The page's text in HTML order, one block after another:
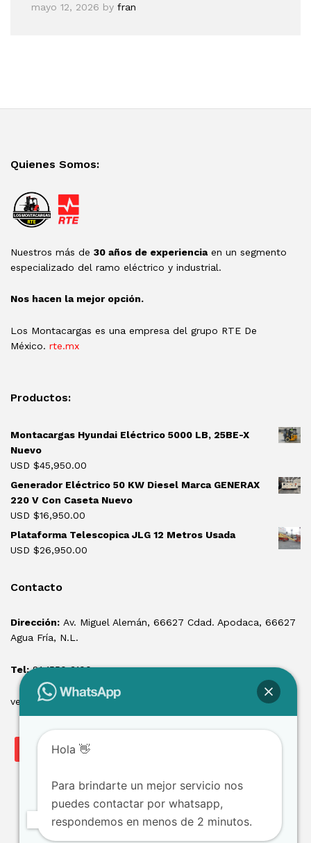
mayo 12, 2026 by fran
Quienes Somos:
Nuestros más de 30 años de experienciaen un segmento
especializado del ramo eléctrico y industrial.
Nos hacen la mejor opción.
Los Montacargas es una empresa del grupo RTE De
México. rte.mx
Productos:
Montacargas Hyundai Eléctrico 5000 LB, 25BE-X
Nuevo
USD $45,950.00
Generador Eléctrico 50 KW Diesel Marca GENERAX
220 V Con Caseta Nuevo
USD $16,950.00
Plataforma Telescopica JLG 12 Metros Usada
USD $26,950.00
Contacto
Dirección: Av. Miguel Alemán, 66627 Cdad. Apodaca, 66627
Agua Fría, N.L.
Tel:81 1550 3100
ventas@losmontacargas.mx
Hola 👋
Para brindarte un mejor servicio nos
puedes contactar por whatsapp,
respondemos en menos de 2 minutos.